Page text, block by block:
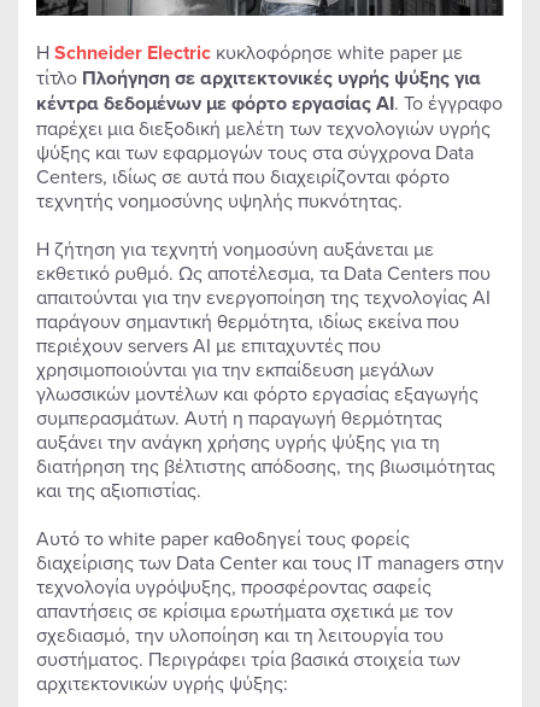
ΗSchneider Electric κυκλοφόρησε white paper με
τίτλο Πλοήγηση σε αρχιτεκτονικές υγρής ψύξης για
κέντρα δεδομένων με φόρτο εργασίας AI. Το έγγραφο
παρέχει μια διεξοδική μελέτη των τεχνολογιών υγρής
ψύξης και των εφαρμογών τους στα σύγχρονα Data
Centers, ιδίως σε αυτά που διαχειρίζονται φόρτο
τεχνητής νοημοσύνης υψηλής πυκνότητας.
Η ζήτηση για τεχνητή νοημοσύνη αυξάνεται με
εκθετικό ρυθμό. Ως αποτέλεσμα, τα Data Centers που
απαιτούνται για την ενεργοποίηση της τεχνολογίας AI
παράγουν σημαντική θερμότητα, ιδίως εκείνα που
περιέχουν servers AI με επιταχυντές που
χρησιμοποιούνται για την εκπαίδευση μεγάλων
γλωσσικών μοντέλων και φόρτο εργασίας εξαγωγής
συμπερασμάτων. Αυτή η παραγωγή θερμότητας
αυξάνει την ανάγκη χρήσης υγρής ψύξης για τη
διατήρηση της βέλτιστης απόδοσης, της βιωσιμότητας
και της αξιοπιστίας.
Αυτό το white paper καθοδηγεί τους φορείς
διαχείρισης των Data Center και τους ΙΤ managers στην
τεχνολογία υγρόψυξης, προσφέροντας σαφείς
απαντήσεις σε κρίσιμα ερωτήματα σχετικά με τον
σχεδιασμό, την υλοποίηση και τη λειτουργία του
συστήματος. Περιγράφει τρία βασικά στοιχεία των
αρχιτεκτονικών υγρής ψύξης: